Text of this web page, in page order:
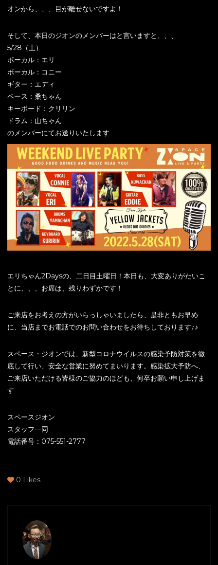
オンから、、、目が離せないですよ！
そして、本日のジオンのメンバーはと言いますと、、、
5/28（土）
ボーカル：エリ
ボーカル：コニー
ギター：エディ
ベース：桑ちゃん
キーボード：クリリン
ドラム：山ちゃん
のメンバーにてお送りいたします
エリちゃん2Daysの、二日目土曜日！本日も、大変ありがたいこ
とに、、、お席は、残りわずかです！
ご来店をお考えの方がいらっしゃいましたら、是非ともお早め
に、当店までお電話でのお問い合わせをお待ちしております♪♪
スペース・ジオンでは、新型コロナウイルスの感染予防対策を徹
底して行い、安全な営業に努めてまいります。感染拡大予防へ、
ご来店いただける皆様のご協力のほども、何卒お願い申し上げま
す
スペースジオン
スタッフ一同
電話番号：075-551-2777
0 Likes